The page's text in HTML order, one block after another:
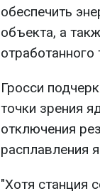
обеспечить
объекта, а
отработанного
Гросси
точки зрения
отключения
расплавления
"Хотя станция